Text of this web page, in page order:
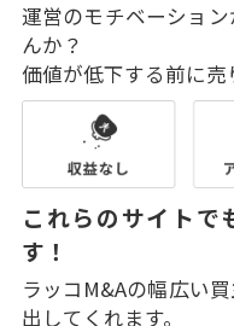
運営のモチベーショ
んか？
価値が低下する前に売
これらのサイトで
す！
ラッコM&Aの幅広い
出してくれます。